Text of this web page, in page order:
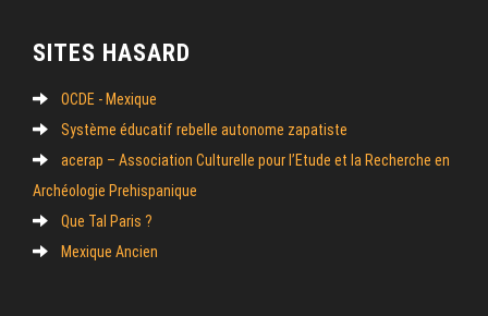
SITES HASARD
OCDE - Mexique
Système éducatif rebelle autonome zapatiste
acerap – Association Culturelle pour l’Etude et la Recherche en
Archéologie Prehispanique
Que Tal Paris ?
Mexique Ancien